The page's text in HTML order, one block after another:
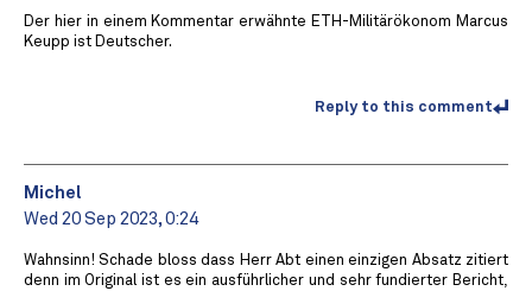
Der hier in einem Kommentar erwähnte ETH-Militärökonom Marcus
Keupp ist Deutscher.
Reply to this comment
Michel
Wed 20 Sep 2023, 0:24
Wahnsinn! Schade bloss dass Herr Abt einen einzigen Absatz zitiert
denn im Original ist es ein ausführlicher und sehr fundierter Bericht,